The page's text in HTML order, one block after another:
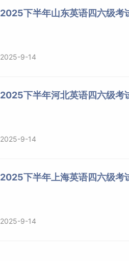
2025下半年山东英语四六级考
2025-9-14
2025下半年河北英语四六级考
2025-9-14
2025下半年上海英语四六级考
2025-9-14